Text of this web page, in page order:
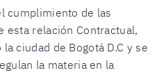
cumplimiento de las
esta relación Contractual,
ciudad de Bogotá D.C y se
la materia en la